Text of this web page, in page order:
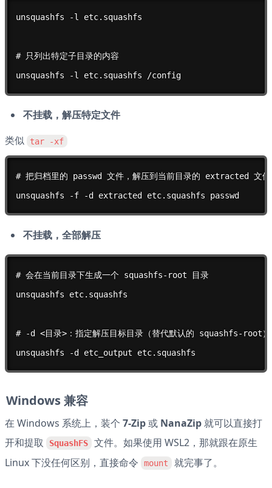
unsquashfs -l etc.squashfs
# 只列出特定子目录的内容
unsquashfs -l etc.squashfs /config
不挂载，解压特定文件
类似
tar -xf
# 把归档里的 passwd 文件，解压到当前目录的 extracted 文件
unsquashfs -f -d extracted etc.squashfs passwd
不挂载，全部解压
# 会在当前目录下生成一个 squashfs-root 目录
unsquashfs etc.squashfs
# ⁠-d <目录>：指定解压目标目录（替代默认的 ⁠squashfs-root）
unsquashfs -d etc_output etc.squashfs
Windows 兼容
在 Windows 系统上，装个 7-Zip 或 NanaZip 就可以直接打
开和提取
SquashFS
文件。如果使用 WSL2，那就跟在原生
Linux 下没任何区别，直接命令
mount 就完事了。